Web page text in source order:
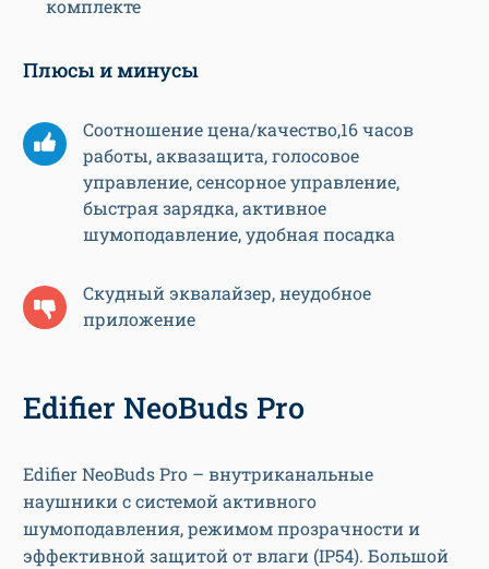
комплекте
Плюсы и минусы
Соотношение цена/качество,16 часов
работы, аквазащита, голосовое
управление, сенсорное управление,
быстрая зарядка, активное
шумоподавление, удобная посадка
Скудный эквалайзер, неудобное
приложение
Edifier NeoBuds Pro
Edifier NeoBuds Pro – внутриканальные
наушники с системой активного
шумоподавления, режимом прозрачности и
эффективной защитой от влаги (IP54). Большой